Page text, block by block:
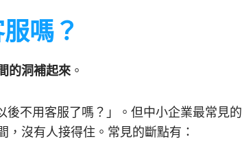
嗎？
的洞補起來。
後不用客服了嗎？」。但中小企業最常見的
，沒有人接得住。常見的斷點有：